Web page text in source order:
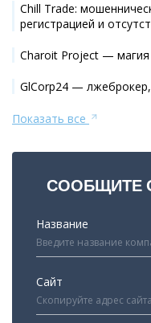
Chill Trade:
регистрацией и
Charoit Project — магия
GlCorp24 —
Показать все
СООБЩИТЕ
Название
Сайт